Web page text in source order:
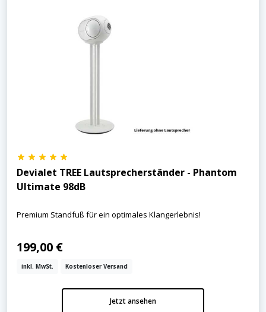
Devialet TREE Lautsprecherständer - Phantom
UItimate 98dB
Premium Standfuß für ein optimales Klangerlebnis!
199,00 €
inkl. MwSt. Kostenloser Versand
Jetzt ansehen